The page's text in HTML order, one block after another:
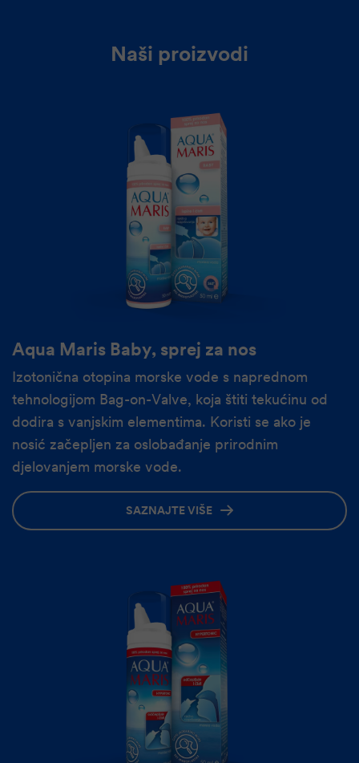
Naši proizvodi
Aqua Maris Baby, sprej za nos
Izotonična otopina morske vode s naprednom
tehnologijom Bag-on-Valve, koja štiti tekućinu od
dodira s vanjskim elementima. Koristi se ako je
nosić začepljen za oslobađanje prirodnim
djelovanjem morske vode.
SAZNAJTE VIŠE